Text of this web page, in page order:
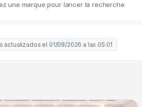
une marque pour lancer la recherche
actualizados el 01/08/2026 a las 05:01